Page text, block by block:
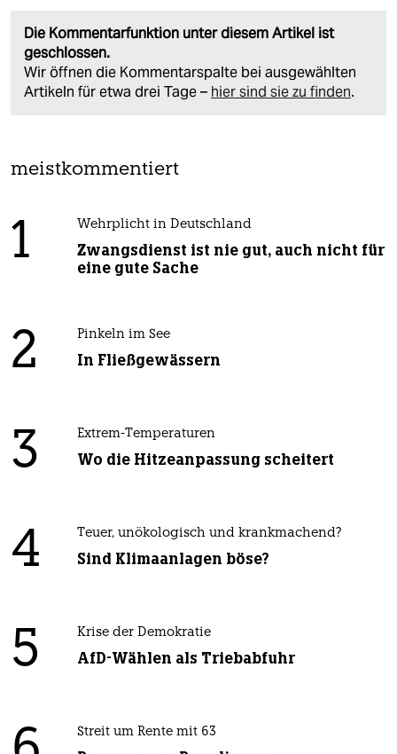
Die Kommentarfunktion unter diesem Artikel ist
geschlossen.
Wir öffnen die Kommentarspalte bei ausgewählten
Artikeln für etwa drei Tage – hier sind sie zu finden.
meistkommentiert
1 Wehrplicht in Deutschland
Zwangsdienst ist nie gut, auch nicht für
eine gute Sache
2 Pinkeln im See
In Fließgewässern
3 Extrem-Temperaturen
Wo die Hitzeanpassung scheitert
4 Teuer, unökologisch und krankmachend?
Sind Klimaanlagen böse?
5 Krise der Demokratie
AfD-Wählen als Triebabfuhr
Streit um Rente mit 63